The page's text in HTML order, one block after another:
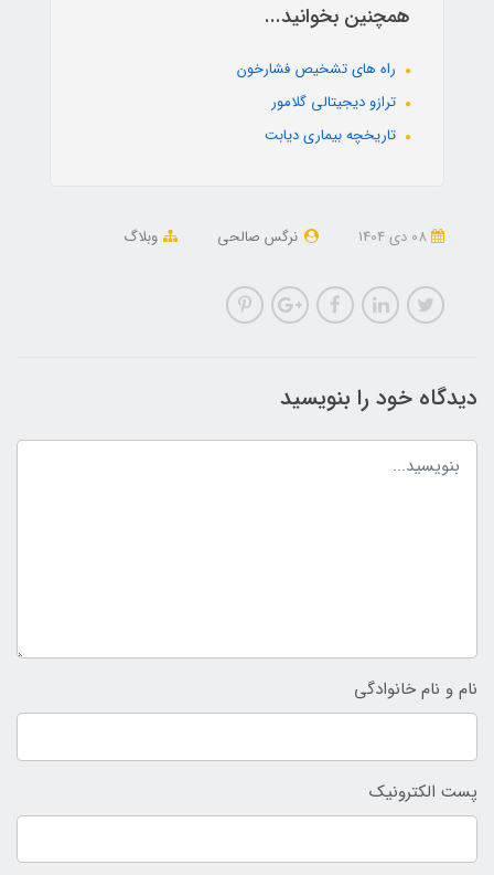
همچنین بخوانید...
راه های تشخیص فشارخون
ترازو دیجیتالی گلامور
تاریخچه بیماری دیابت
نرگس صالحی وبلاگ
دیدگاه خود را بنویسید
نام و نام خانوادگی
پست الکترونیک